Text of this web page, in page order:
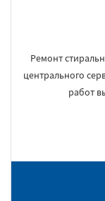
Ремонт
центрального
работ